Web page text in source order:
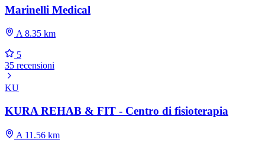
Marinelli Medical
A 8.35 km
5
35 recensioni
KU
KURA REHAB & FIT - Centro di fisioterapia
A 11.56 km